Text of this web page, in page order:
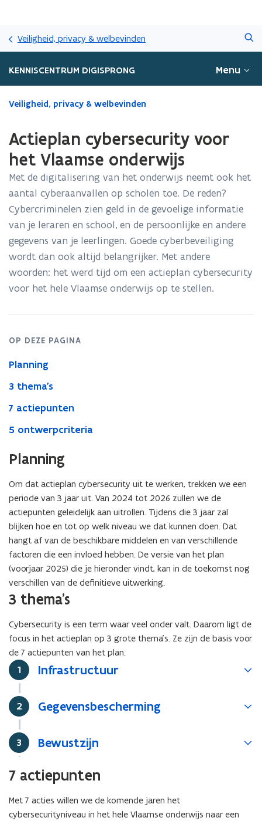
naar
gaan
Veiligheid, privacy & welbevinden
KENNISCENTRUM DIGISPRONG Menu
Gedaan
bevindt
zich
op:
Actieplan
cybersecurity
voor
het
Vlaamse
onderwijs
Veiligheid, privacy & welbevinden
Actieplan cybersecurity voor
het Vlaamse onderwijs
Met de digitalisering van het onderwijs neemt ook het
aantal cyberaanvallen op scholen toe. De reden?
Cybercriminelen zien geld in de gevoelige informatie
van je leraren en school, en de persoonlijke en andere
gegevens van je leerlingen. Goede cyberbeveiliging
wordt dan ook altijd belangrijker. Met andere
woorden: het werd tijd om een actieplan cybersecurity
voor het hele Vlaamse onderwijs op te stellen.
OP DEZE PAGINA
Planning
3 thema's
7 actiepunten
5 ontwerpcriteria
Planning
Om dat actieplan cybersecurity uit te werken, trekken we een
periode van 3 jaar uit. Van 2024 tot 2026 zullen we de
actiepunten geleidelijk aan uitrollen. Tijdens die 3 jaar zal
blijken hoe en tot op welk niveau we dat kunnen doen. Dat
hangt af van de beschikbare middelen en van verschillende
factoren die een invloed hebben. De versie van het plan
(voorjaar 2025) die je hieronder vindt, kan in de toekomst nog
verschillen van de definitieve uitwerking.
3 thema's
Cybersecurity is een term waar veel onder valt. Daarom ligt de
focus in het actieplan op 3 grote thema’s. Ze zijn de basis voor
de 7 actiepunten van het plan.
Stap
1 Infrastructuur
Stap
2 Gegevensbescherming
Stap
3 Bewustzijn
7 actiepunten
Met 7 acties willen we de komende jaren het
cybersecurityniveau in het hele Vlaamse onderwijs naar een